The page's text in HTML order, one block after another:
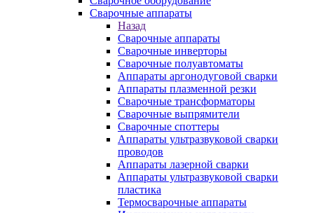
Сварочные аппараты
Назад
Сварочные аппараты
Сварочные инверторы
Сварочные полуавтоматы
Аппараты аргонодуговой сварки
Аппараты плазменной резки
Сварочные трансформаторы
Сварочные выпрямители
Сварочные споттеры
Аппараты ультразвуковой сварки
проводов
Аппараты лазерной сварки
Аппараты ультразвуковой сварки
пластика
Термосварочные аппараты